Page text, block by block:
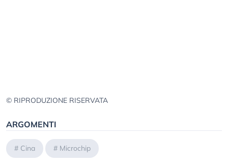
© RIPRODUZIONE RISERVATA
ARGOMENTI
# Cina # Microchip